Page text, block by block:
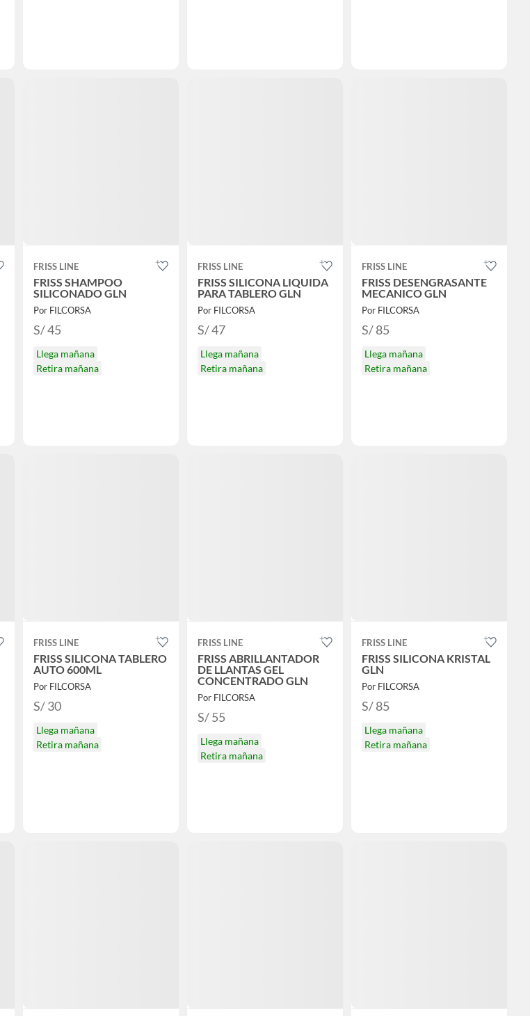
FRISS LINE
FRISS SHAMPOO
SILICONADO GLN
Por FILCORSA
S/ 45
Llega mañana
Retira mañana
FRISS LINE
FRISS SILICONA LIQUIDA
PARA TABLERO GLN
Por FILCORSA
S/ 47
Llega mañana
Retira mañana
FRISS LINE
FRISS DESENGRASANTE
MECANICO GLN
Por FILCORSA
S/ 85
Llega mañana
Retira mañana
FRISS LINE
FRISS SILICONA TABLERO
AUTO 600ML
Por FILCORSA
S/ 30
Llega mañana
Retira mañana
FRISS LINE
FRISS ABRILLANTADOR
DE LLANTAS GEL
CONCENTRADO GLN
Por FILCORSA
S/ 55
Llega mañana
Retira mañana
FRISS LINE
FRISS SILICONA KRISTAL
GLN
Por FILCORSA
S/ 85
Llega mañana
Retira mañana